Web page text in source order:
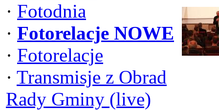
· Fotodnia
· Fotorelacje NOWE
· Fotorelacje
· Transmisje z Obrad
Rady Gminy (live)